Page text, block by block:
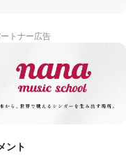
♠️♥️君がいた夏は
遠い夢の中
空に消えていった
ち上げ花火
浴衣姿がまぶしすぎて
♥️お祭りの夜は胸が騒いだ
トナー広告
ント